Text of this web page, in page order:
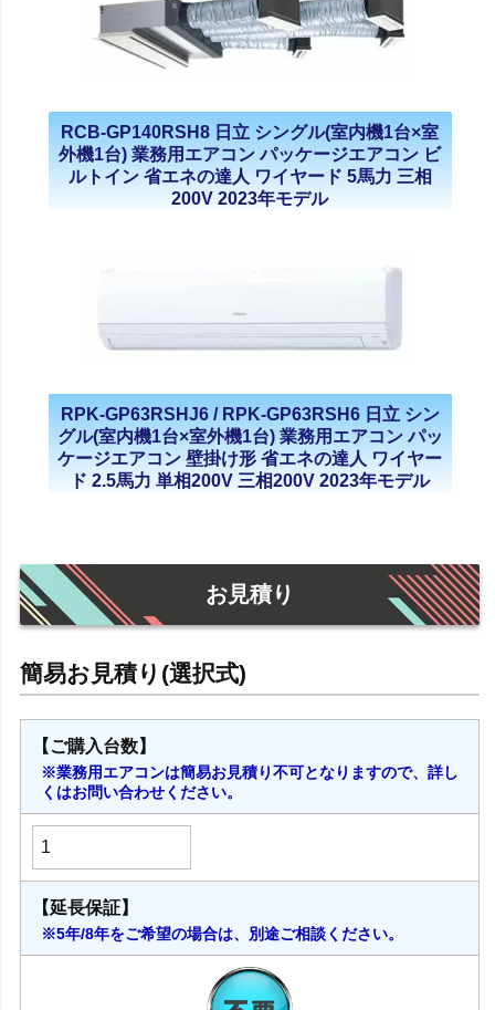
RCB-GP140RSH8 日立 シングル(室内機1台×室
外機1台) 業務用エアコン パッケージエアコン ビ
ルトイン 省エネの達人 ワイヤード 5馬力 三相
200V 2023年モデル
RPK-GP63RSHJ6 / RPK-GP63RSH6 日立 シン
グル(室内機1台×室外機1台) 業務用エアコン パッ
ケージエアコン 壁掛け形 省エネの達人 ワイヤー
ド 2.5馬力 単相200V 三相200V 2023年モデル
お見積り
【ご購入台数】
※業務用エアコンは簡易お見積り不可となりますので、詳し
くはお問い合わせください。
【延長保証】
※5年/8年をご希望の場合は、別途ご相談ください。